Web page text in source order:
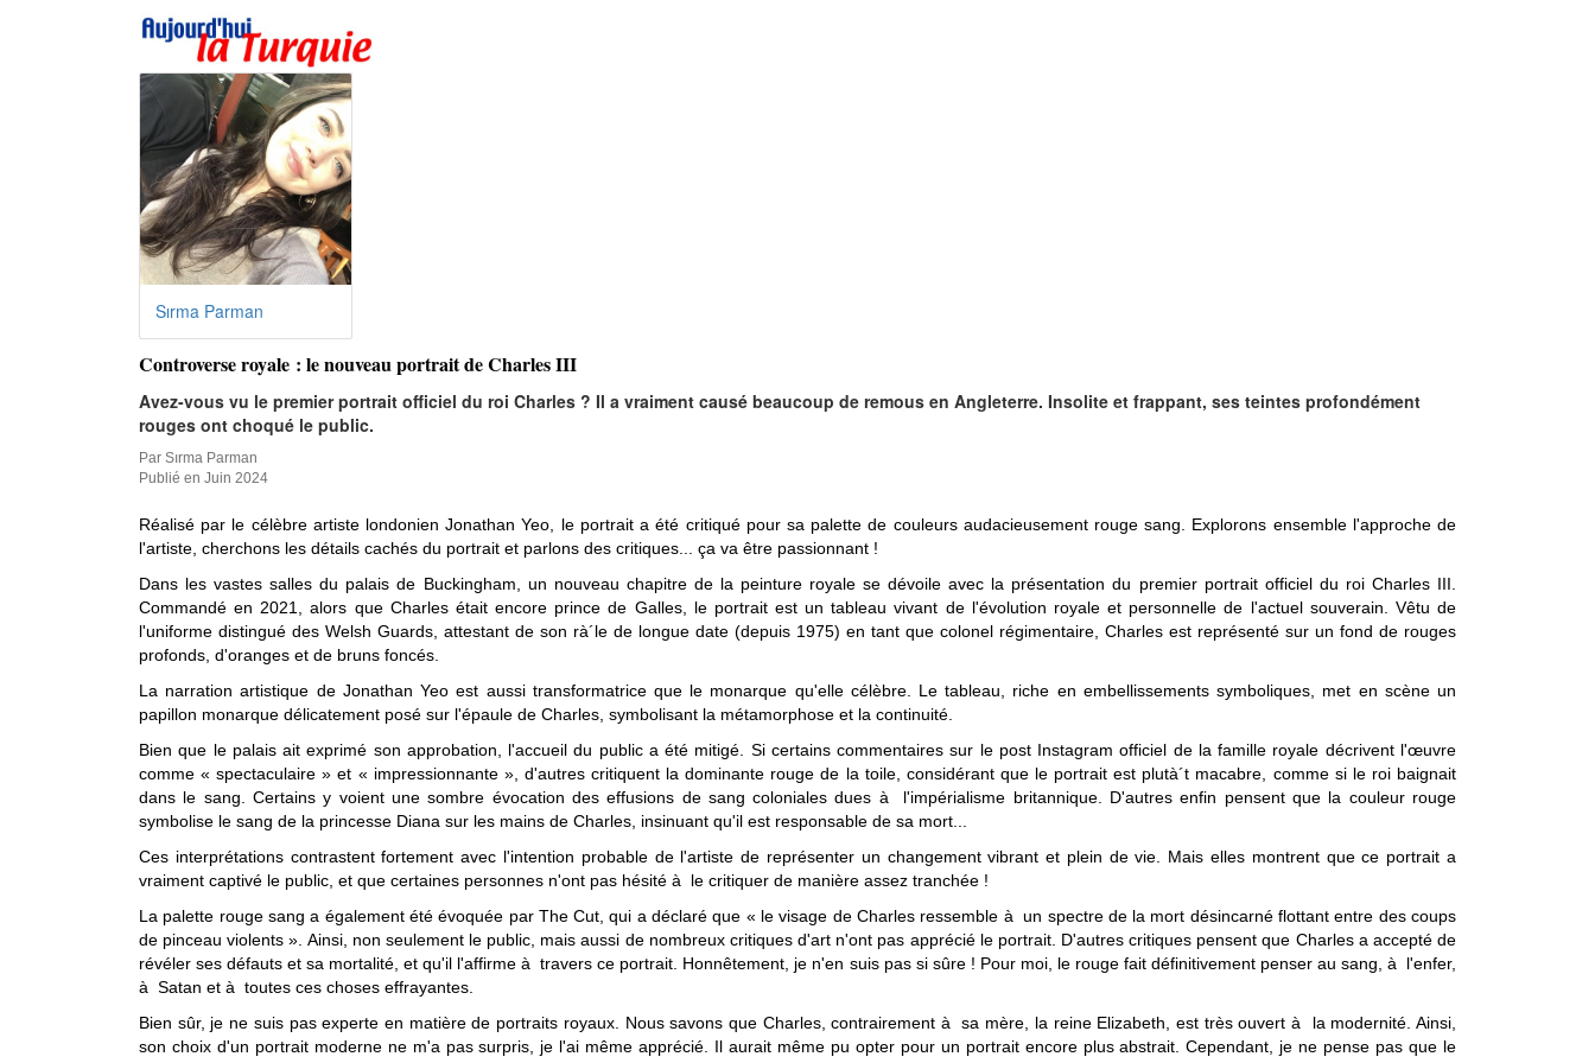
Sırma Parman
Controverse royale : le nouveau portrait de Charles III
Avez-vous vu le premier portrait officiel du roi Charles ? Il a vraiment causé beaucoup de remous en Angleterre. Insolite et frappant, ses teintes profondément
rouges ont choqué le public.
Par Sırma Parman
Publié en Juin 2024
Réalisé par le célèbre artiste londonien Jonathan Yeo, le portrait a été critiqué pour sa palette de couleurs audacieusement rouge sang. Explorons ensemble l'approche de
l'artiste, cherchons les détails cachés du portrait et parlons des critiques... ça va être passionnant !
Dans les vastes salles du palais de Buckingham, un nouveau chapitre de la peinture royale se dévoile avec la présentation du premier portrait officiel du roi Charles III.
Commandé en 2021, alors que Charles était encore prince de Galles, le portrait est un tableau vivant de l'évolution royale et personnelle de l'actuel souverain. Vêtu de
l'uniforme distingué des Welsh Guards, attestant de son rà´le de longue date (depuis 1975) en tant que colonel régimentaire, Charles est représenté sur un fond de rouges
profonds, d'oranges et de bruns foncés.
La narration artistique de Jonathan Yeo est aussi transformatrice que le monarque qu'elle célèbre. Le tableau, riche en embellissements symboliques, met en scène un
papillon monarque délicatement posé sur l'épaule de Charles, symbolisant la métamorphose et la continuité.
Bien que le palais ait exprimé son approbation, l'accueil du public a été mitigé. Si certains commentaires sur le post Instagram officiel de la famille royale décrivent l'œuvre
comme « spectaculaire » et « impressionnante », d'autres critiquent la dominante rouge de la toile, considérant que le portrait est plutà´t macabre, comme si le roi baignait
dans le sang. Certains y voient une sombre évocation des effusions de sang coloniales dues à l'impérialisme britannique. D'autres enfin pensent que la couleur rouge
symbolise le sang de la princesse Diana sur les mains de Charles, insinuant qu'il est responsable de sa mort...
Ces interprétations contrastent fortement avec l'intention probable de l'artiste de représenter un changement vibrant et plein de vie. Mais elles montrent que ce portrait a
vraiment captivé le public, et que certaines personnes n'ont pas hésité à le critiquer de manière assez tranchée !
La palette rouge sang a également été évoquée par The Cut, qui a déclaré que « le visage de Charles ressemble à un spectre de la mort désincarné flottant entre des coups
de pinceau violents ». Ainsi, non seulement le public, mais aussi de nombreux critiques d'art n'ont pas apprécié le portrait. D'autres critiques pensent que Charles a accepté de
révéler ses défauts et sa mortalité, et qu'il l'affirme à travers ce portrait. Honnêtement, je n'en suis pas si sûre ! Pour moi, le rouge fait définitivement penser au sang, à l'enfer,
à Satan et à toutes ces choses effrayantes.
Bien sûr, je ne suis pas experte en matière de portraits royaux. Nous savons que Charles, contrairement à sa mère, la reine Elizabeth, est très ouvert à la modernité. Ainsi,
son choix d'un portrait moderne ne m'a pas surpris, je l'ai même apprécié. Il aurait même pu opter pour un portrait encore plus abstrait. Cependant, je ne pense pas que le